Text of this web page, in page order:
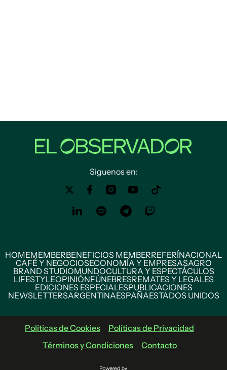
Siguenos en:
HOMEMEMBERBENEFICIOS MEMBERREFERÍNACIONAL
CAFÉ Y NEGOCIOSECONOMÍA Y EMPRESASAGRO
BRAND STUDIOMUNDOCULTURA Y ESPECTÁCULOS
LIFESTYLEOPINIÓNFÚNEBRESREMATES Y LEGALES
EDICIONES ESPECIALESPUBLICACIONES
NEWSLETTERSARGENTINAESPAÑAESTADOS UNIDOS
Políticas de Cookies
Políticas de Privacidad
Términos y Condiciones
Contacto